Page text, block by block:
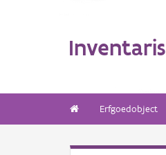
Inventaris
Erfgoedobject